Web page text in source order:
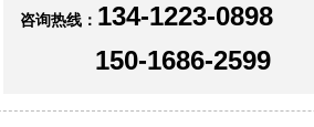
咨询热线： 134-1223-0898
150-1686-2599